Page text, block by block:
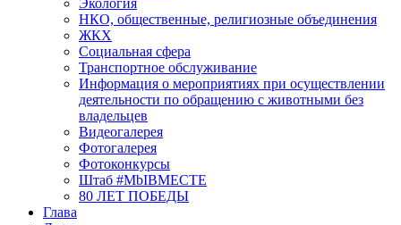
Экология
НКО, общественные, религиозные объединения
ЖКХ
Социальная сфера
Транспортное обслуживание
Информация о мероприятиях при осуществлении
деятельности по обращению с животными без
владельцев
Видеогалерея
Фотогалерея
Фотоконкурсы
Штаб #MbIBMECTE
80 ЛЕТ ПОБЕДЫ
Глава